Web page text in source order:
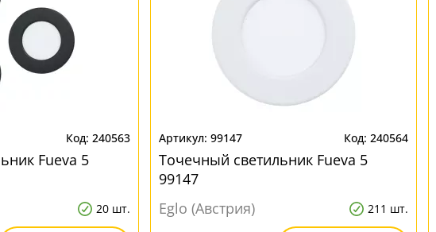
240563
Fueva 5
20 шт.
99147 240564
Точечный светильник Fueva 5
99147
Eglo (Австрия)
211 шт.